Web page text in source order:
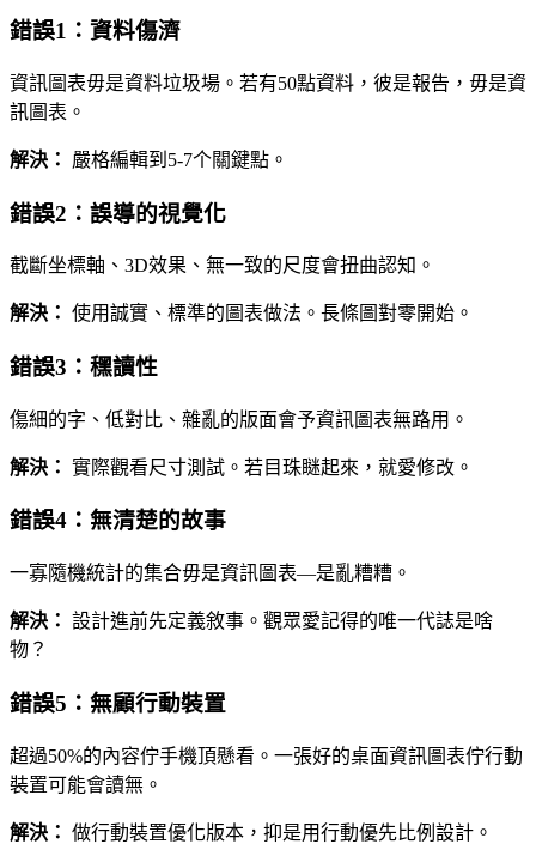
錯誤1：資料傷濟
資訊圖表毋是資料垃圾場。若有50點資料，彼是報告，毋是資
訊圖表。
解決： 嚴格編輯到5-7个關鍵點。
錯誤2：誤導的視覺化
截斷坐標軸、3D效果、無一致的尺度會扭曲認知。
解決： 使用誠實、標準的圖表做法。長條圖對零開始。
錯誤3：䆀讀性
傷細的字、低對比、雜亂的版面會予資訊圖表無路用。
解決： 實際觀看尺寸測試。若目珠瞇起來，就愛修改。
錯誤4：無清楚的故事
一寡隨機統計的集合毋是資訊圖表—是亂糟糟。
解決： 設計進前先定義敘事。觀眾愛記得的唯一代誌是啥
物？
錯誤5：無顧行動裝置
超過50%的內容佇手機頂懸看。一張好的桌面資訊圖表佇行動
裝置可能會讀無。
解決： 做行動裝置優化版本，抑是用行動優先比例設計。